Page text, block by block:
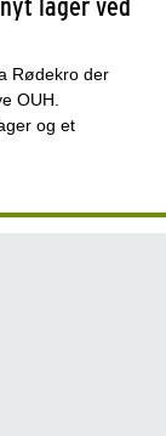
Rødekro der
OUH.
og et